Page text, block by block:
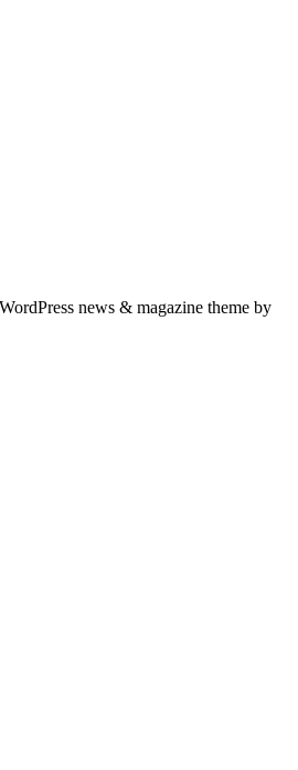
news & magazine theme by